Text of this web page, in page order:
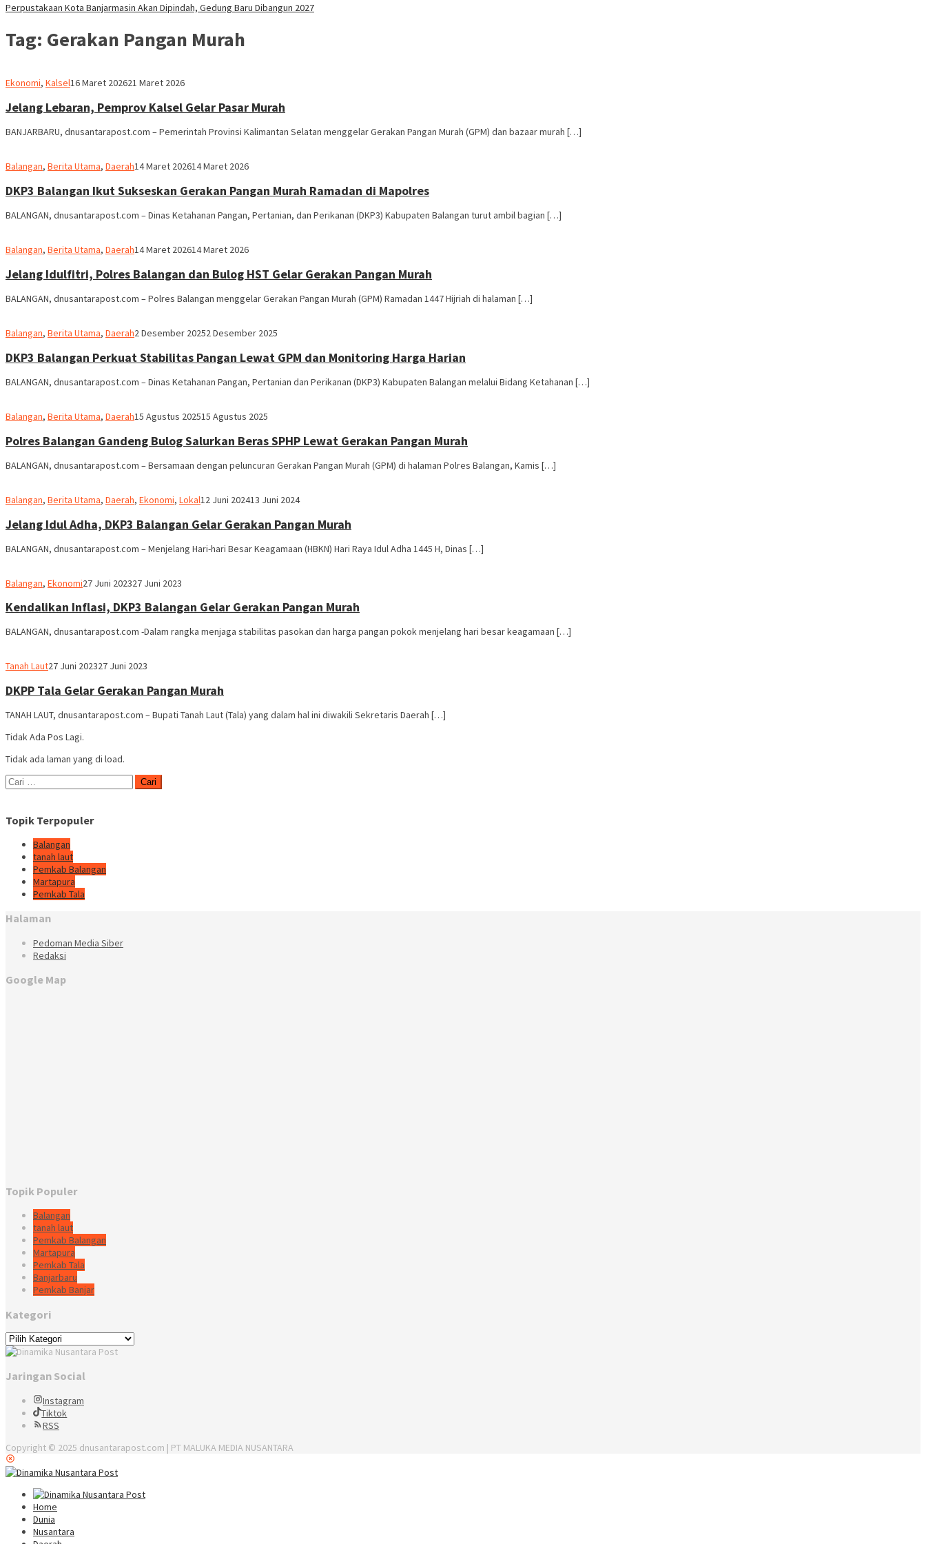
Perpustakaan Kota Banjarmasin Akan Dipindah, Gedung Baru Dibangun 2027
Tag: Gerakan Pangan Murah
Ekonomi, KalselRedaksi
16 Maret 202621 Maret 2026
Jelang Lebaran, Pemprov Kalsel Gelar Pasar Murah
BANJARBARU, dnusantarapost.com – Pemerintah Provinsi Kalimantan Selatan menggelar Gerakan Pangan Murah (GPM) dan bazaar murah […]
Balangan, Berita Utama, DaerahM.
14 Maret 202614 Maret 2026
DKP3 Balangan Ikut Sukseskan Gerakan Pangan Murah Ramadan di Mapolres
BALANGAN, dnusantarapost.com – Dinas Ketahanan Pangan, Pertanian, dan Perikanan (DKP3) Kabupaten Balangan turut ambil bagian […]
Balangan, Berita Utama, DaerahM.
14 Maret 202614 Maret 2026
Jelang Idulfitri, Polres Balangan dan Bulog HST Gelar Gerakan Pangan Murah
BALANGAN, dnusantarapost.com – Polres Balangan menggelar Gerakan Pangan Murah (GPM) Ramadan 1447 Hijriah di halaman […]
Balangan, Berita Utama, DaerahM.
2 Desember 20252 Desember 2025
DKP3 Balangan Perkuat Stabilitas Pangan Lewat GPM dan Monitoring Harga Harian
BALANGAN, dnusantarapost.com – Dinas Ketahanan Pangan, Pertanian dan Perikanan (DKP3) Kabupaten Balangan melalui Bidang Ketahanan […]
Balangan, Berita Utama, DaerahM.
15 Agustus 202515 Agustus 2025
Polres Balangan Gandeng Bulog Salurkan Beras SPHP Lewat Gerakan Pangan Murah
BALANGAN, dnusantarapost.com – Bersamaan dengan peluncuran Gerakan Pangan Murah (GPM) di halaman Polres Balangan, Kamis […]
Balangan, Berita Utama, Daerah, Ekonomi, LokalM.
12 Juni 202413 Juni 2024
Jelang Idul Adha, DKP3 Balangan Gelar Gerakan Pangan Murah
BALANGAN, dnusantarapost.com – Menjelang Hari-hari Besar Keagamaan (HBKN) Hari Raya Idul Adha 1445 H, Dinas […]
Balangan, EkonomiAbdul
27 Juni 202327 Juni 2023
Kendalikan Inflasi, DKP3 Balangan Gelar Gerakan Pangan Murah
BALANGAN, dnusantarapost.com -Dalam rangka menjaga stabilitas pasokan dan harga pangan pokok menjelang hari besar keagamaan […]
Tanah LautRedaksi
27 Juni 202327 Juni 2023
DKPP Tala Gelar Gerakan Pangan Murah
TANAH LAUT, dnusantarapost.com – Bupati Tanah Laut (Tala) yang dalam hal ini diwakili Sekretaris Daerah […]
Tidak Ada Pos Lagi.
Tidak ada laman yang di load.
Cari
untuk:
Topik Terpopuler
Balangan
tanah laut
Pemkab Balangan
Martapura
Pemkab Tala
Halaman
Pedoman Media Siber
Redaksi
Google Map
Topik Populer
Balangan
tanah laut
Pemkab Balangan
Martapura
Pemkab Tala
Banjarbaru
Pemkab Banjar
Kategori
Kategori
Jaringan Social
Instagram
Tiktok
RSS
Copyright © 2025 dnusantarapost.com | PT MALUKA MEDIA NUSANTARA
Home
Dunia
Nusantara